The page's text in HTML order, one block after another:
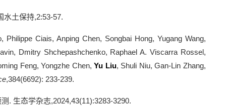
水土保持,2:53-57.
Ciais, Anping Chen, Songbai Hong, Yugang Wang,
Dmitry Shchepashchenko, Raphael A. Viscarra Rossel,
Feng, Yongzhe Chen,Yu Liu, Shuli Niu, Gan-Lin Zhang,
,384(6692): 233-239.
. 生态学杂志,2024,43(11):3283-3290.